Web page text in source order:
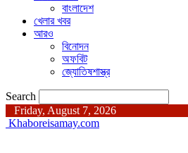
বাংলাদেশ
খেলার খবর
আরও
বিনোদন
অফবিট
জ্যোতিষশাস্ত্র
Search
Friday, August 7, 2026
Khaboreisamay.com